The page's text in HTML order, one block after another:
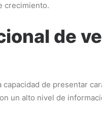
crecimiento.
de
de presentar
un alto nivel de